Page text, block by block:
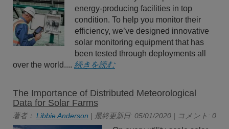
energy-producing facilities in top
condition. To help you monitor their
efficiency, we’ve designed innovative
solar monitoring equipment that has
been tested through deployments all
over the world.... 続きを読む
The Importance of Distributed Meteorological
Data for Solar Farms
著者： Libbie Anderson | 最終更新日: 05/01/2020 | コメント: 0